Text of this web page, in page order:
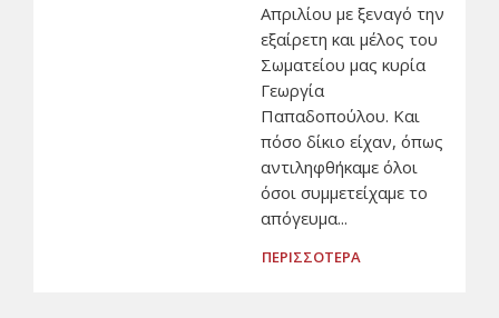
Απριλίου με ξεναγό την
εξαίρετη και μέλος του
Σωματείου μας κυρία
Γεωργία
Παπαδοπούλου. Και
πόσο δίκιο είχαν, όπως
αντιληφθήκαμε όλοι
όσοι συμμετείχαμε το
απόγευμα...
ΠΕΡΙΣΣΟΤΕΡΑ